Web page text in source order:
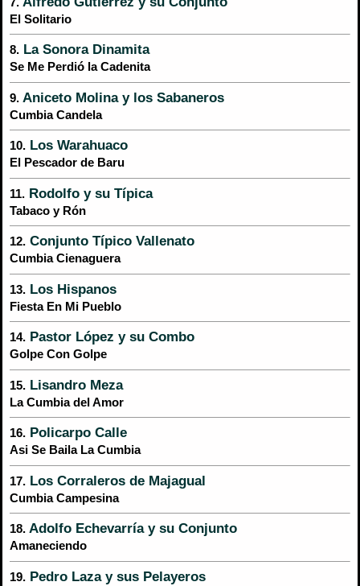
El Solitario
8. La Sonora Dinamita
Se Me Perdió la Cadenita
9. Aniceto Molina y los Sabaneros
Cumbia Candela
10. Los Warahuaco
El Pescador de Baru
11. Rodolfo y su Típica
Tabaco y Rón
12. Conjunto Típico Vallenato
Cumbia Cienaguera
13. Los Hispanos
Fiesta En Mi Pueblo
14. Pastor López y su Combo
Golpe Con Golpe
15. Lisandro Meza
La Cumbia del Amor
16. Policarpo Calle
Asi Se Baila La Cumbia
17. Los Corraleros de Majagual
Cumbia Campesina
18. Adolfo Echevarría y su Conjunto
Amaneciendo
19. Pedro Laza y sus Pelayeros